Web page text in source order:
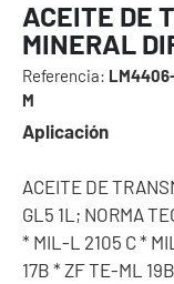
ACEITE DE
MINERAL
Referencia:
M
Aplicación
ACEITE DE
GL5 1L; NORMA
* MIL-L 2105 C *
17B * ZF TE-ML